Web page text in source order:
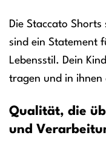
Die Staccato
sind ein Statement
Lebensstil. Dein
tragen und in ihnen
Qualität, die
und